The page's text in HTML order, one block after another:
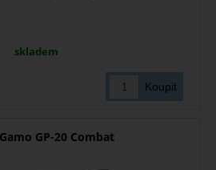
skladem
GP-20 Combat